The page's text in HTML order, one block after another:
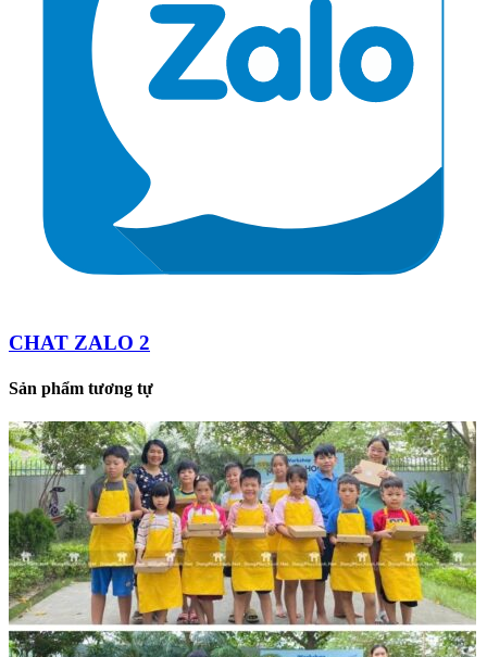
CHAT ZALO 2
Sản phẩm tương tự